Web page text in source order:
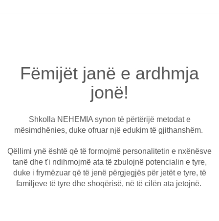
Fëmijët janë e ardhmja
jonë!
Shkolla NEHEMIA synon të përtërijë metodat e
mësimdhënies, duke ofruar një edukim të gjithanshëm.
Qëllimi ynë është që të formojmë personalitetin e nxënësve
tanë dhe t'i ndihmojmë ata të zbulojnë potencialin e tyre,
duke i frymëzuar që të jenë përgjegjës për jetët e tyre, të
familjeve të tyre dhe shoqërisë, në të cilën ata jetojnë.